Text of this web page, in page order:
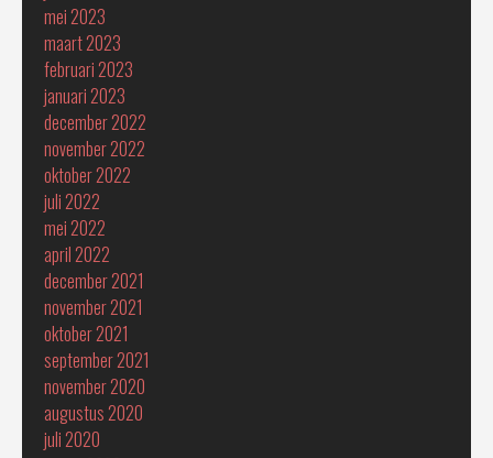
mei 2023
maart 2023
februari 2023
januari 2023
december 2022
november 2022
oktober 2022
juli 2022
mei 2022
april 2022
december 2021
november 2021
oktober 2021
september 2021
november 2020
augustus 2020
juli 2020